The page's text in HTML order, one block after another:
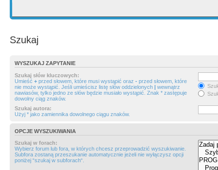
Szukaj
WYSZUKAJ ZAPYTANIE
Szukaj słów kluczowych:
Umieść + przed słowem, które musi wystąpić oraz - przed słowem, które
nie może wystąpić. Jeśli umieścisz listę słów oddzielonych | wewnątrz
nawiasów, tylko jedno ze słów będzie musiało wystąpić. Znak * zastępuje
dowolny ciąg znaków.
Szukaj autora:
Użyj * jako zamiennika dowolnego ciągu znaków.
OPCJE WYSZUKIWANIA
Szukaj w forach:
Wybierz forum lub fora, w których chcesz przeprowadzić wyszukiwanie.
Subfora zostaną przeszukanie automatycznie jeżeli nie wyłączysz opcji
poniżej “szukaj w subforach“.